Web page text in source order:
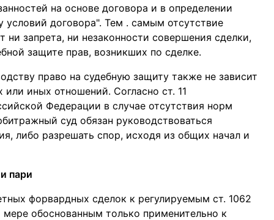
на основе договора и в определении
договора". Тем . самым отсутствие
ни запрета, ни незаконности совершения сделки,
защите прав, возникших по сделке.
право на судебную защиту также не зависит
или иных отношений. Согласно ст. 11
Федерации в случае отсутствия норм
суд обязан руководствоваться
либо разрешать спор, исходя из общих начал и
пари
форвардных сделок к регулируемым ст. 1062
обоснованным только применительно к